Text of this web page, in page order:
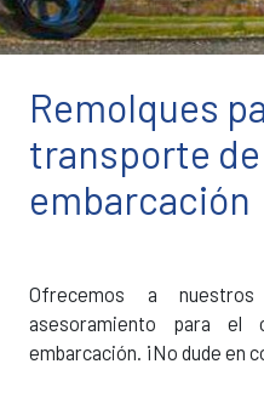
Remolques
transporte de
embarcación
Ofrecemos a
asesoramiento para el
embarcación. ¡No dude en